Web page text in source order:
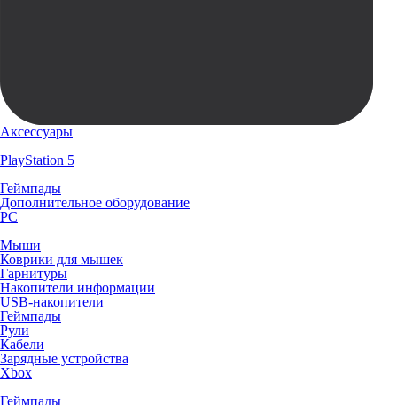
Аксессуары
PlayStation 5
Геймпады
Дополнительное оборудование
PC
Мыши
Коврики для мышек
Гарнитуры
Накопители информации
USB-накопители
Геймпады
Рули
Кабели
Зарядные устройства
Xbox
Геймпады